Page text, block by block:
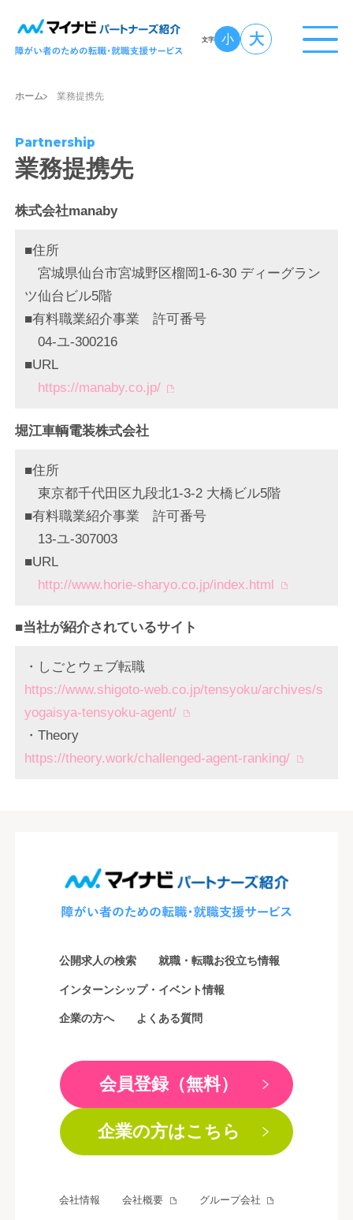
文字 小 大
ホーム 業務提携先
Partnership
業務提携先
株式会社manaby
■住所
宮城県仙台市宮城野区榴岡1-6-30 ディーグラン
ツ仙台ビル5階
■有料職業紹介事業 許可番号
04-ユ-300216
■URL
https://manaby.co.jp/
堀江車輌電装株式会社
■住所
東京都千代田区九段北1-3-2 大橋ビル5階
■有料職業紹介事業 許可番号
13-ユ-307003
■URL
http://www.horie-sharyo.co.jp/index.html
■当社が紹介されているサイト
・しごとウェブ転職
https://www.shigoto-web.co.jp/tensyoku/archives/s
yogaisya-tensyoku-agent/
・Theory
https://theory.work/challenged-agent-ranking/
公開求人の検索 就職・転職お役立ち情報
インターンシップ・イベント情報
企業の方へ よくある質問
会員登録（無料）
企業の方はこちら
会社情報 会社概要 グループ会社